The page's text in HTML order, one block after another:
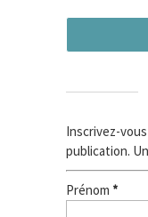
Inscrivez-
publication.
Prénom *